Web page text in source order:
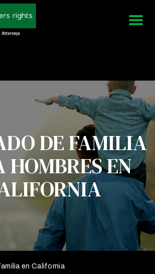
951-339-3826
disponibles 24/7
DE FAMILIA
HOMBRES EN
en California